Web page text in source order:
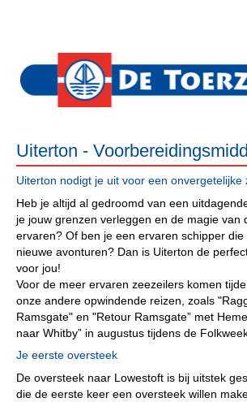
Uiterton -
Uiterton nodigt je uit voor een onvergetelijke
Heb je altijd al gedroomd van een
je jouw grenzen verleggen en de magie van
ervaren? Of ben je een ervaren schipper
nieuwe avonturen? Dan is Uiterton de
voor jou!
Voor de meer ervaren zeezeilers komen
onze andere opwindende reizen, zoals
Ramsgate" en "Retour Ramsgate” met
naar Whitby” in augustus tijdens de
Je eerste oversteek
De oversteek naar Lowestoft is bij uitstek
die de eerste keer een oversteek willen